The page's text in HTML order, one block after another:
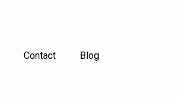
Contact Blog